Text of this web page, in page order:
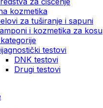
kozmetika
za tuširanje i sapuni
i kozmetika za kosu
testovi
DNK testovi
Drugi testovi